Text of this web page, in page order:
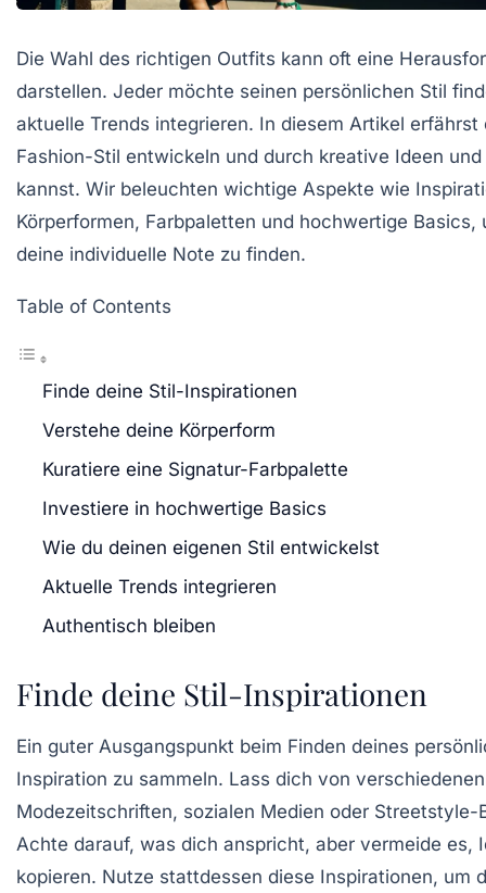
Die Wahl des richtigen Outfits kann oft eine
darstellen. Jeder möchte seinen persönlichen Stil
aktuelle Trends integrieren. In diesem Artikel erfährst
Fashion-Stil entwickeln und durch kreative Ideen
kannst. Wir beleuchten wichtige Aspekte wie
Körperformen, Farbpaletten und hochwertige Basics,
deine individuelle Note zu finden.
Table of Contents
Finde deine Stil-Inspirationen
Verstehe deine Körperform
Kuratiere eine Signatur-Farbpalette
Investiere in hochwertige Basics
Wie du deinen eigenen Stil entwickelst
Aktuelle Trends integrieren
Authentisch bleiben
Finde deine Stil-Inspirationen
Ein guter Ausgangspunkt beim Finden deines
Inspiration zu sammeln. Lass dich von
Modezeitschriften, sozialen Medien oder Streetstyle-
Achte darauf, was dich anspricht, aber vermeide es,
kopieren. Nutze stattdessen diese Inspirationen, um